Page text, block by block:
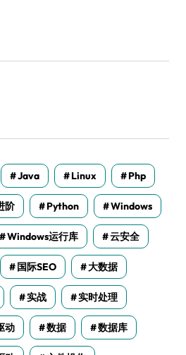
Java Linux Php
阶 Python Windows
Windows运行库 云安全
国际SEO 大数据
实战 实时处理
动 数据 数据库